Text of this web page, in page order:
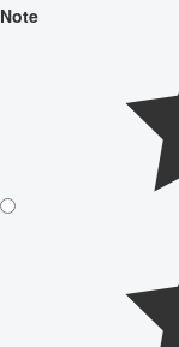
Note